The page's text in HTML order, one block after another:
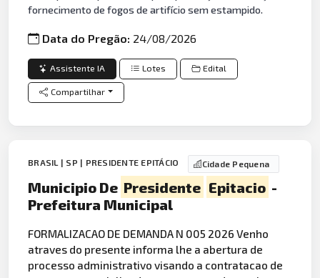
fornecimento de fogos de artifício sem estampido.
Data do Pregão: 24/08/2026
Assistente IA Lotes Edital
Compartilhar
BRASIL | SP | PRESIDENTE EPITÁCIO Cidade Pequena
Municipio De Presidente Epitacio -
Prefeitura Municipal
FORMALIZACAO DE DEMANDA N 005 2026 Venho
atraves do presente informa lhe a abertura de
processo administrativo visando a contratacao de